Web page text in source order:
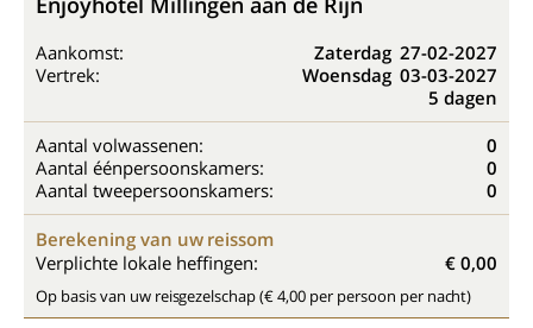
Aankomst: Zaterdag 27-02-2027
Vertrek:
Woensdag 03-03-2027
5 dagen
Aantal volwassenen:
0
Aantal éénpersoonskamers:
0
Aantal tweepersoonskamers:
0
Berekening van uw reissom
Verplichte lokale heffingen:
€ 0,00
Op basis van uw reisgezelschap (€ 4,00 per persoon per nacht)